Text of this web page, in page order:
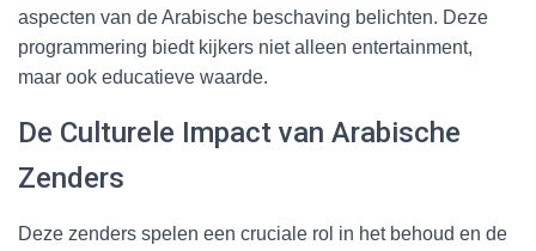
aspecten van de Arabische beschaving belichten. Deze
programmering biedt kijkers niet alleen entertainment,
maar ook educatieve waarde.
De Culturele Impact van Arabische
Zenders
Deze zenders spelen een cruciale rol in het behoud en de